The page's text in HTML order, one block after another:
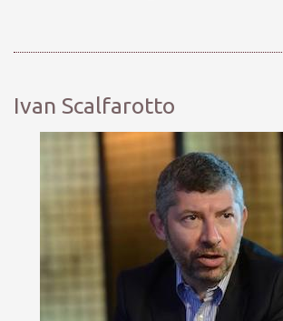
Ivan Scalfarotto